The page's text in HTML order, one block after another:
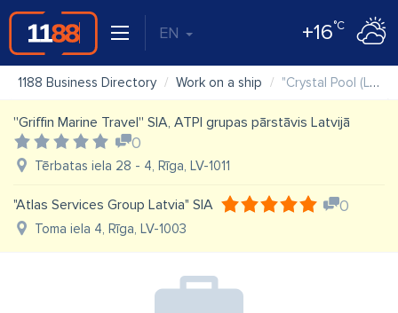
EN +16°C
1188 Business Directory Work on a ship "Crystal Pool (Latvia)" SIA
''Griffin Marine Travel'' SIA, ATPI grupas pārstāvis Latvijā
0
Tērbatas iela 28 - 4, Rīga, LV-1011
"Atlas Services Group Latvia" SIA 0
Toma iela 4, Rīga, LV-1003